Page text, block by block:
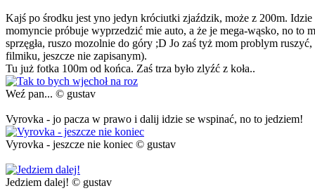
Kajś po środku jest yno jedyn króciutki zjaździk, może z 200m.
momyncie próbuje wyprzedzić mie auto, a że je mega-wąsko, no to
sprzęgła, ruszo mozolnie do góry ;D Jo zaś tyż mom problym
filmiku, jeszcze nie zapisanym).
Tu już fotka 100m od końca. Zaś trza było zlyźć z koła..
Weź pan... © gustav
Vyrovka - jo pacza w prawo i dalij idzie se wspinać, no to jedziem!
Vyrovka - jeszcze nie koniec © gustav
Jedziem dalej! © gustav